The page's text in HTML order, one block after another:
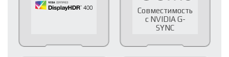
Совместимость
с NVIDIA G-
SYNC